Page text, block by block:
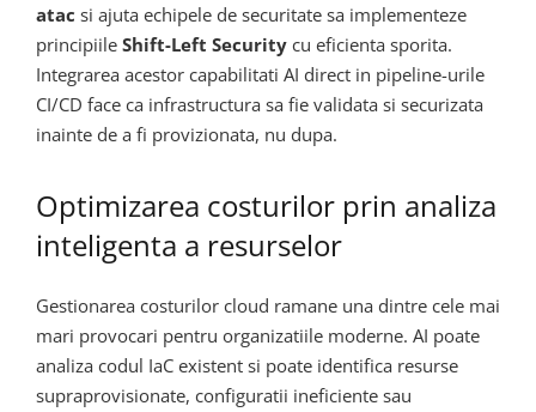
atac si ajuta echipele de securitate sa implementeze
principiile Shift-Left Security cu eficienta sporita.
Integrarea acestor capabilitati AI direct in pipeline-urile
CI/CD face ca infrastructura sa fie validata si securizata
inainte de a fi provizionata, nu dupa.
Optimizarea costurilor prin analiza
inteligenta a resurselor
Gestionarea costurilor cloud ramane una dintre cele mai
mari provocari pentru organizatiile moderne. AI poate
analiza codul IaC existent si poate identifica resurse
supraprovisionate, configuratii ineficiente sau